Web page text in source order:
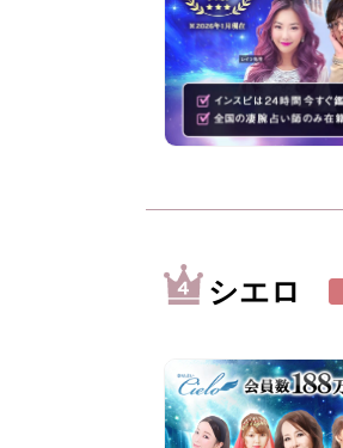
シエロ